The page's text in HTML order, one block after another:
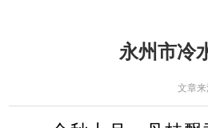
永州市冷
文章